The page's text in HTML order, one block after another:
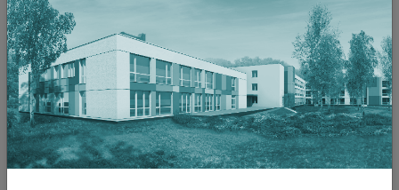
przeciwzapalnych dostępnych bez recepty.
Niedokrwistość
hemolityczna
przeważnie spowodowana jest rozrostem układu
limfatycznego, zaburzeniami autoimmunologicznymi. Do
niedokrwistości aplastycznejprowadzą leki, jak antybiotyki, sole
złota, przeciwdrgawkowe.
Leczenie niedokrwistościzależy od przyczyny. Na przykład, przy
niedokrwistości z niedoboru żelaza, leczenie wyłącznie
preparatami z żelazem, bez znalezienia przyczyny krwawienia
jest bardzo groźne, bo może doprowadzić do nierozpoznania